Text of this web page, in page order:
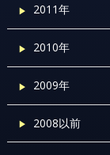
2011年
2010年
2009年
2008以前